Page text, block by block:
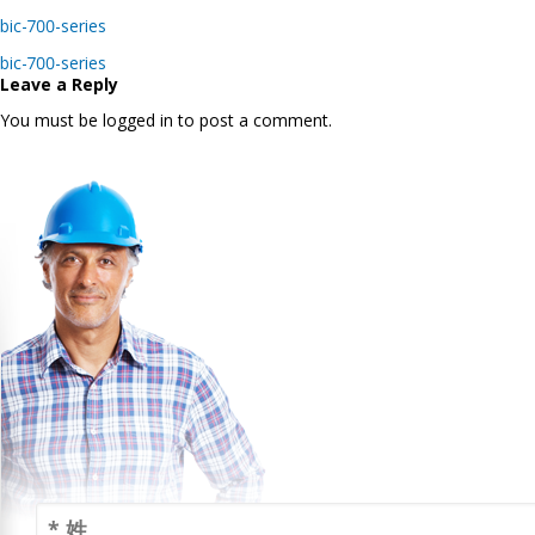
bic-700-series
Post
navigation
bic-700-series
Leave a Reply
You must be logged in to post a comment.